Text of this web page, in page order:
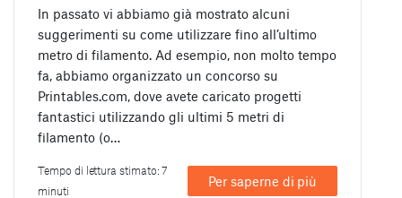
In passato vi abbiamo già mostrato alcuni
suggerimenti su come utilizzare fino all’ultimo
metro di filamento. Ad esempio, non molto tempo
fa, abbiamo organizzato un concorso su
Printables.com, dove avete caricato progetti
fantastici utilizzando gli ultimi 5 metri di
filamento (o…
Tempo di lettura stimato: 7
minuti
Per saperne di più